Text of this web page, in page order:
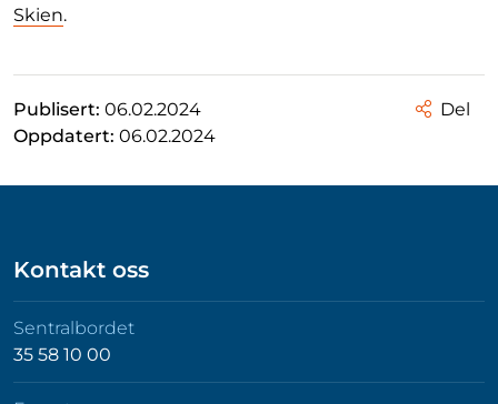
Skien.
Publisert: 06.02.2024
Oppdatert: 06.02.2024
Del
Kontakt oss
Sentralbordet
35 58 10 00